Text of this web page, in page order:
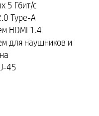
5 Гбит/с
Type-A
HDMI 1.4
для наушников и
45